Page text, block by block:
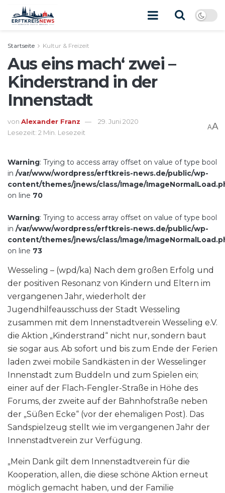
Startseite Kultur & Freizeit
Aus eins mach‘ zwei –
Kinderstrand in der
Innenstadt
von Alexander Franz
29. Juni 2020
Lesezeit: 2 Min. Lesezeit
AA
Warning: Trying to access array offset on value of type bool
in /var/www/wordpress/erftkreis-news.de/public/wp-
content/themes/jnews/class/Image/
on line 70
Warning: Trying to access array offset on value of type bool
in /var/www/wordpress/erftkreis-news.de/public/wp-
content/themes/jnews/class/Image/
on line 73
Wesseling – (wpd/ka) Nach dem großen Erfolg und
der positiven Resonanz von Kindern und Eltern im
vergangenen Jahr, wiederholt der
Jugendhilfeausschuss der Stadt Wesseling
zusammen mit dem Innenstadtverein Wesseling e.V.
die Aktion „Kinderstrand“ nicht nur, sondern baut
sie sogar aus. Ab sofort und bis zum Ende der Ferien
laden zwei mobile Sandkästen in der Wesselinger
Innenstadt zum Buddeln und zum Spielen ein;
einer auf der Flach-Fengler-Straße in Höhe des
Forums, der zweite auf der Bahnhofstraße neben
der „Süßen Ecke“ (vor der ehemaligen Post). Das
Sandspielzeug stellt wie im vergangenen Jahr der
Innenstadtverein zur Verfügung.
„Mein Dank gilt dem Innenstadtverein für die
Kooperation, allen, die diese schöne Aktion erneut
möglich gemacht haben, und der Familie